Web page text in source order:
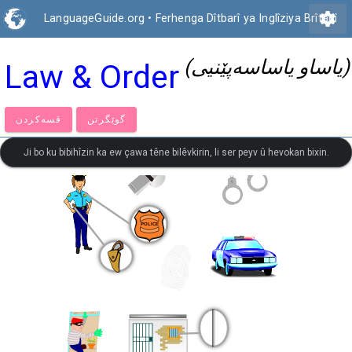
LanguageGuide.org • Ferhenga Dîtbarî ya Inglîziya Brîtanî
settings
Law & Order (یاساو یاساسەپێنیی)
قسەكردن گوێگرتن
Ji bo ku bibihîzin ka ew çawa têne bilêvkirin, li ser peyv û hevokan bixin.